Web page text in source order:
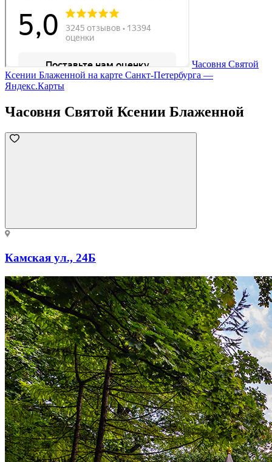
Часовня Святой
Ксении Блаженной на карте Санкт‑Петербурга —
Яндекс.Карты
Часовня Святой Ксении Блаженной
Камская ул., 24Б